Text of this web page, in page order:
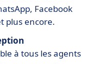
Facebook
plus encore.
à tous les agents